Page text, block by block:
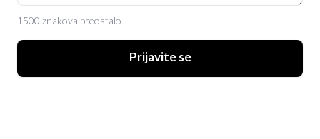
1500 znakova preostalo
Prijavite se